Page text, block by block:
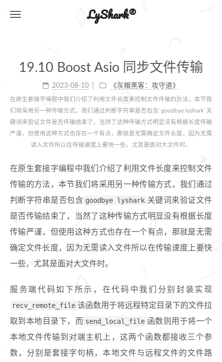
LyShark®
19.10 Boost Asio 同步文件传输
2023-08-10 《灰帽黑客：攻守道》
在原生套接字编程中我们介绍了利用文件长度来控制文件传输的方法，本节我
们将采用另一种传输方式，我们通过判断字符串是否包含`goodbye lyshark`关
键词来验证文件是否传输结束了，当然了这种传输方式明显没有根据长度传输
严谨，但使用这种方式也存在一个有点，那就是无需确定文件长度，因为无需
读入文件所以在传输速度上要快一些，尤其是面对大文件时。
在原生套接字编程中我们介绍了利用文件长度来控制文件
传输的方法，本节我们将采用另一种传输方式，我们通过
判断字符串是否包含 goodbye lyshark 关键词来验证文件
是否传输结束了，当然了这种传输方式明显没有根据长度
传输严谨，但使用这种方式也存在一个有点，那就是无需
确定文件长度，因为无需读入文件所以在传输速度上要快
一些，尤其是面对大文件时。
服务端代码如下所示，在代码中我们分别封装实现
recv_remote_file 该函数用于将远程特定目录下的文件拉
取到本地目录下，而 send_local_file 函数则用于将一个
本地文件传输到对端主机上，这两个函数都接收三个参
数，分别是套接字句柄，本地文件与远程文件的文件路